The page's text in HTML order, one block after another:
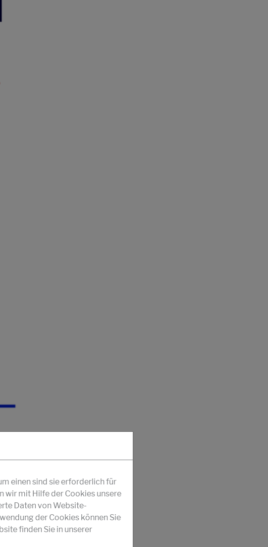
einen sind sie erforderlich für
wir mit Hilfe der Cookies unsere
Daten von Website-
der Cookies können Sie
finden Sie in unserer